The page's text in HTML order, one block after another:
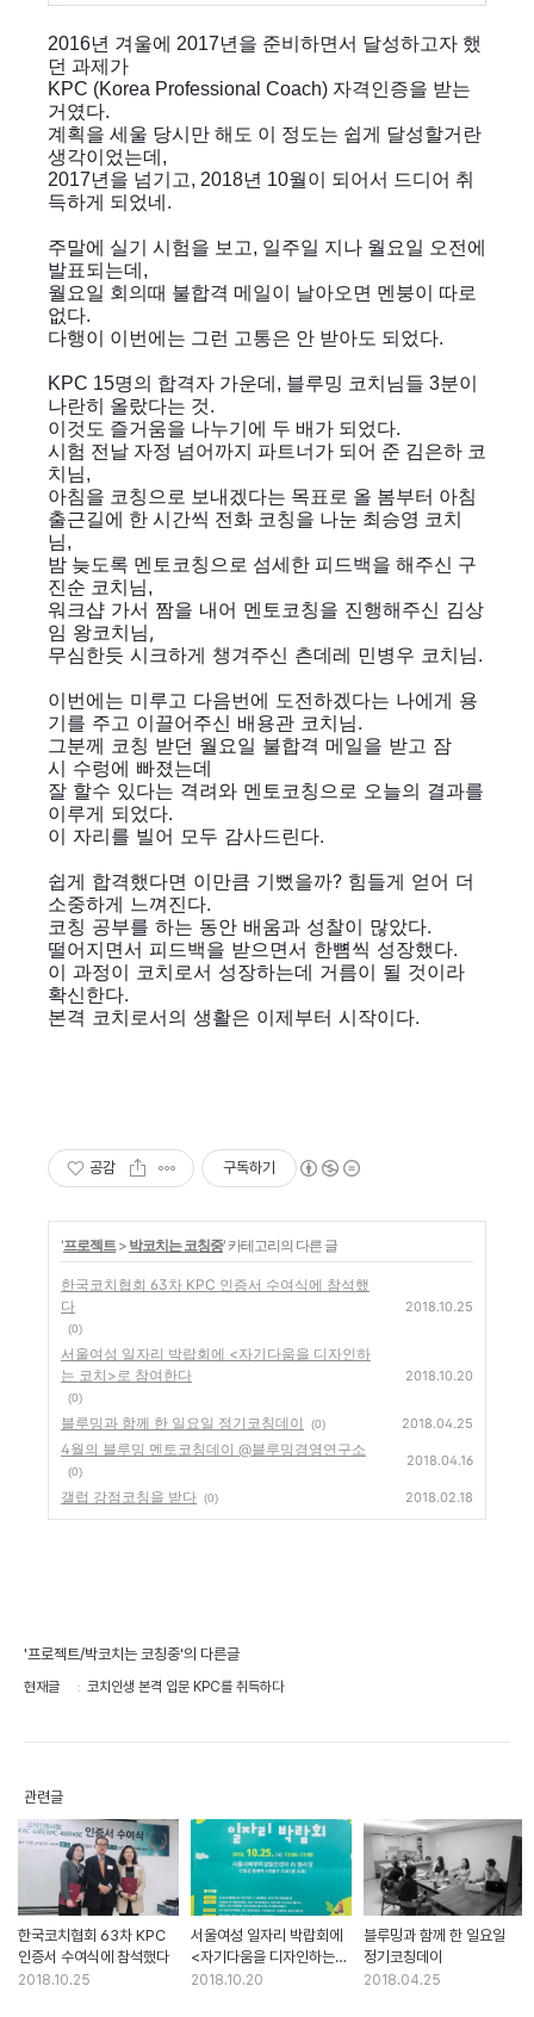
2016년 겨울에 2017년을 준비하면서 달성하고자 했
던 과제가
KPC (Korea Professional Coach) 자격인증을 받는
거였다.
계획을 세울 당시만 해도 이 정도는 쉽게 달성할거란
생각이었는데,
2017년을 넘기고, 2018년 10월이 되어서 드디어 취
득하게 되었네.
주말에 실기 시험을 보고, 일주일 지나 월요일 오전에
발표되는데,
월요일 회의때 불합격 메일이 날아오면 멘붕이 따로
없다.
다행이 이번에는 그런 고통은 안 받아도 되었다.
KPC 15명의 합격자 가운데, 블루밍 코치님들 3분이
나란히 올랐다는 것.
이것도 즐거움을 나누기에 두 배가 되었다.
시험 전날 자정 넘어까지 파트너가 되어 준 김은하 코
치님,
아침을 코칭으로 보내겠다는 목표로 올 봄부터 아침
출근길에 한 시간씩 전화 코칭을 나눈 최승영 코치
님,
밤 늦도록 멘토코칭으로 섬세한 피드백을 해주신 구
진순 코치님,
워크샵 가서 짬을 내어 멘토코칭을 진행해주신 김상
임 왕코치님,
무심한듯 시크하게 챙겨주신 츤데레 민병우 코치님.
이번에는 미루고 다음번에 도전하겠다는 나에게 용
기를 주고 이끌어주신 배용관 코치님.
그분께 코칭 받던 월요일 불합격 메일을 받고 잠
시 수렁에 빠졌는데
잘 할수 있다는 격려와 멘토코칭으로 오늘의 결과를
이루게 되었다.
이 자리를 빌어 모두 감사드린다.
쉽게 합격했다면 이만큼 기뻤을까? 힘들게 얻어 더
소중하게 느껴진다.
코칭 공부를 하는 동안 배움과 성찰이 많았다.
떨어지면서 피드백을 받으면서 한뼘씩 성장했다.
이 과정이 코치로서 성장하는데 거름이 될 것이라
확신한다.
본격 코치로서의 생활은 이제부터 시작이다.
공감 구독하기
'프로젝트> 박코치는 코칭중' 카테고리의 다른 글
한국코치협회 63차 KPC 인증서 수여식에 참석했
다
(0)
2018.10.25
서울여성 일자리 박랍회에 <자기다움을 디자인하
는 코치>로 참여한다
(0)
2018.10.20
블루밍과 함께 한 일요일 정기코칭데이 (0) 2018.04.25
4월의 블루밍 멘토코칭데이 @블루밍경영연구소
(0)
2018.04.16
갤럽 강점코칭을 받다 (0) 2018.02.18
'프로젝트/박코치는 코칭중'의 다른글
현재글 코치인생 본격 입문 KPC를 취득하다
관련글
한국코치협회 63차 KPC
인증서 수여식에 참석했다
2018.10.25
서울여성 일자리 박랍회에
<자기다움을 디자인하는
코치>로 참여한다
2018.10.20
블루밍과 함께 한 일요일
정기코칭데이
2018.04.25